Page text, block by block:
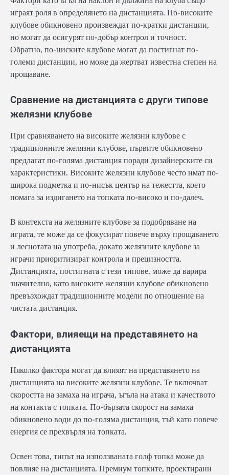
играят роля в определянето на дистанцията. По-високите
клубове обикновено произвеждат по-кратки дистанции,
но могат да осигурят по-добър контрол и точност.
Обратно, по-ниските клубове могат да постигнат по-
големи дистанции, но може да жертват известна степен на
прощаване.
Сравнение на дистанцията с други типове
желязни клубове
При сравняването на високите желязни клубове с
традиционните желязни клубове, първите обикновено
предлагат по-голяма дистанция поради дизайнерските си
характеристики. Високите желязни клубове често имат по-
широка подметка и по-нисък център на тежестта, което
помага за издигането на топката по-високо и по-далеч.
В контекста на желязните клубове за подобряване на
играта, те може да се фокусират повече върху прощаването
и леснотата на употреба, докато желязните клубове за
играчи приоритизират контрола и прецизността.
Дистанцията, постигната с тези типове, може да варира
значително, като високите желязни клубове обикновено
превъзхождат традиционните модели по отношение на
чистата дистанция.
Фактори, влияещи на представянето на
дистанцията
Няколко фактора могат да влияят на представянето на
дистанцията на високите желязни клубове. Те включват
скоростта на замаха на играча, ъгъла на атака и качеството
на контакта с топката. По-бързата скорост на замаха
обикновено води до по-голяма дистанция, тъй като повече
енергия се прехвърля на топката.
Освен това, типът на използваната голф топка може да
повлияе на дистанцията. Премиум топките, проектирани